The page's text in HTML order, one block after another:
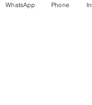
WhatsApp Phone